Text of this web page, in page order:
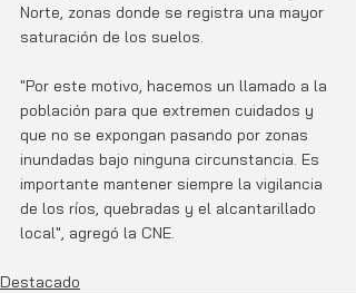
Norte, zonas donde se registra una mayor
saturación de los suelos.
"Por este motivo, hacemos un llamado a la
población para que extremen cuidados y
que no se expongan pasando por zonas
inundadas bajo ninguna circunstancia. Es
importante mantener siempre la vigilancia
de los ríos, quebradas y el alcantarillado
local", agregó la CNE.
Destacado